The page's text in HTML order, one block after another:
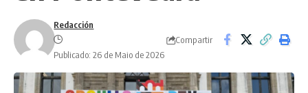
Redacción
Publicado: 26 de Maio de 2026
Compartir